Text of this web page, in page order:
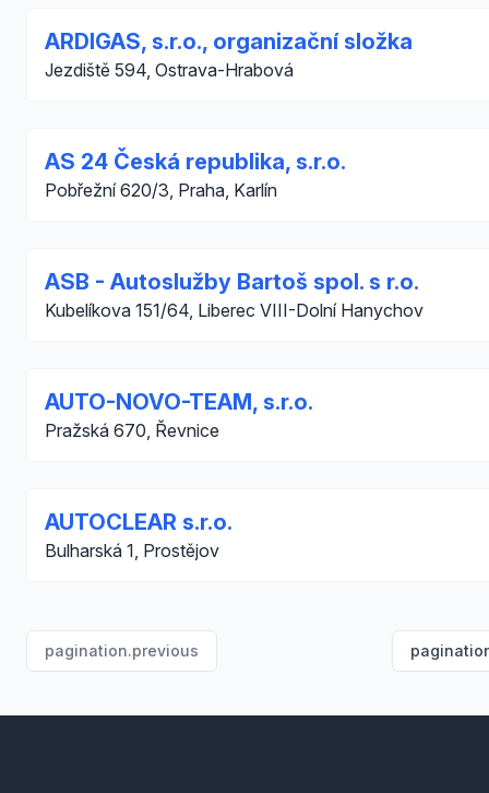
ARDIGAS, s.r.o., organizační složka
Jezdiště 594, Ostrava-Hrabová
AS 24 Česká republika, s.r.o.
Pobřežní 620/3, Praha, Karlín
ASB - Autoslužby Bartoš spol. s r.o.
Kubelíkova 151/64, Liberec VIII-Dolní Hanychov
AUTO-NOVO-TEAM, s.r.o.
Pražská 670, Řevnice
AUTOCLEAR s.r.o.
Bulharská 1, Prostějov
pagination.previous